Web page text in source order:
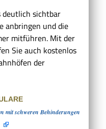
deutlich sichtbar
anbringen und die
mitführen. Mit der
Sie auch kostenlos
der
mit schweren Behinderungen